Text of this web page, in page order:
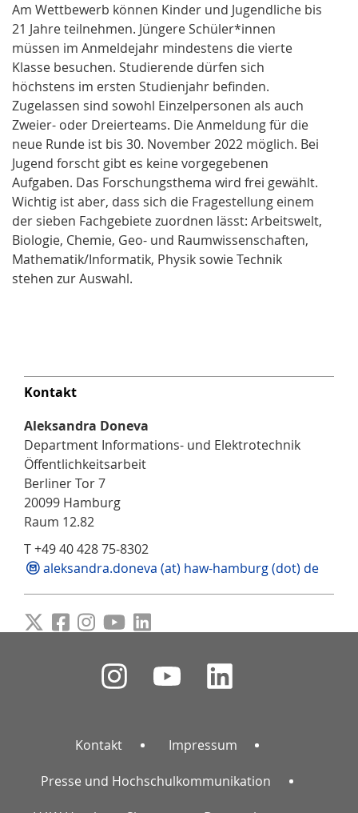
Am Wettbewerb können Kinder und Jugendliche bis
21 Jahre teilnehmen. Jüngere Schüler*innen
müssen im Anmeldejahr mindestens die vierte
Klasse besuchen. Studierende dürfen sich
höchstens im ersten Studienjahr befinden.
Zugelassen sind sowohl Einzelpersonen als auch
Zweier- oder Dreierteams. Die Anmeldung für die
neue Runde ist bis 30. November 2022 möglich. Bei
Jugend forscht gibt es keine vorgegebenen
Aufgaben. Das Forschungsthema wird frei gewählt.
Wichtig ist aber, dass sich die Fragestellung einem
der sieben Fachgebiete zuordnen lässt: Arbeitswelt,
Biologie, Chemie, Geo- und Raumwissenschaften,
Mathematik/Informatik, Physik sowie Technik
stehen zur Auswahl.
Kontakt
Aleksandra Doneva
Department Informations- und Elektrotechnik
Öffentlichkeitsarbeit
Berliner Tor 7
20099 Hamburg
Raum 12.82
T +49 40 428 75-8302
aleksandra.doneva (at) haw-hamburg (dot) de
Kontakt Impressum
Presse und Hochschulkommunikation